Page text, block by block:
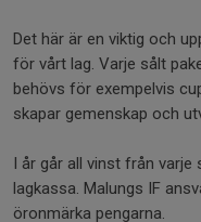
Det här är en viktig och
för vårt lag. Varje sålt
behövs för exempelvis
skapar gemenskap och
I år går all vinst från varje
lagkassa. Malungs IF
öronmärka pengarna.